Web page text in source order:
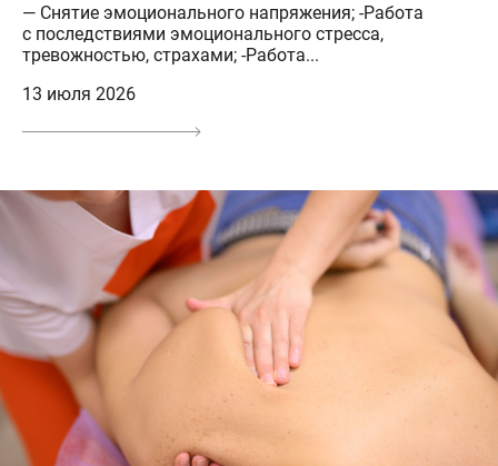
— Снятие эмоционального напряжения; -Работа
с последствиями эмоционального стресса,
тревожностью, страхами; -Работа...
13 июля 2026